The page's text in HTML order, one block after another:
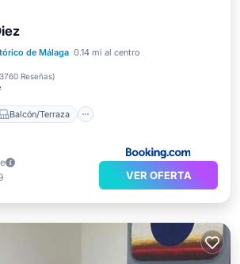
de Málaga 0.14 mi al centro
3760 Reseñas)
Balcón/Terraza
Balcón/Terraza
VER OFERTA